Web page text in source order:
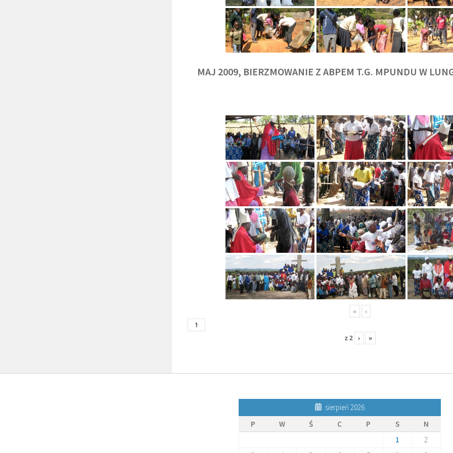
MAJ 2009, BIERZMOWANIE Z ABPEM T.G. MPUNDU W
« ‹
z2 › »
sierpień 2026
P
W Ś C P S
N
1
2